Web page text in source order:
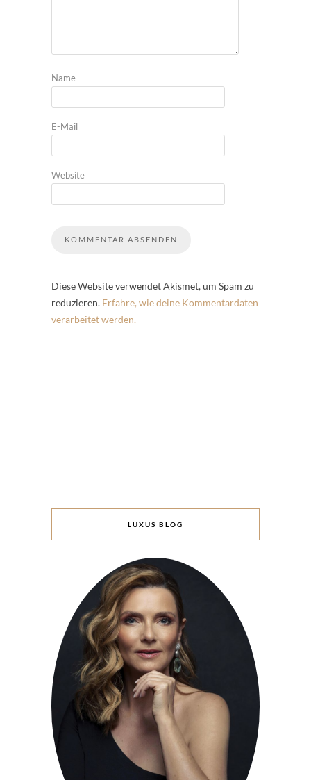
Name
E-Mail
Website
Diese Website verwendet Akismet, um Spam zu
reduzieren. Erfahre, wie deine Kommentardaten
verarbeitet werden.
LUXUS BLOG